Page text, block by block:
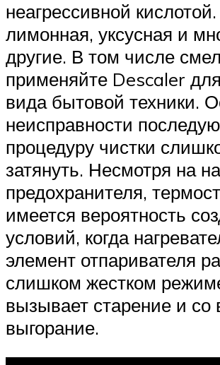
неагрессивной
лимонная, уксусная и
другие. В том числе
применяйте Descaler
вида бытовой техники.
неисправности
процедуру чистки
затянуть. Несмотря на
предохранителя,
имеется вероятность
условий, когда
элемент отпаривателя
слишком жестком
вызывает старение и со
выгорание.